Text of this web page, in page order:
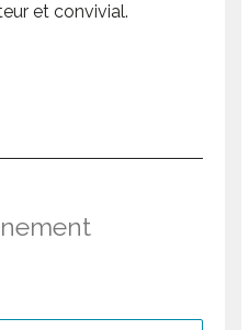
et convivial.